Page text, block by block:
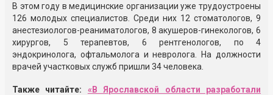
В этом году в медицинские организации уже трудоустроены
126 молодых специалистов. Среди них 12 стоматологов, 9
анестезиологов-реаниматологов, 8 акушеров-гинекологов, 6
хирургов, 5 терапевтов, 6 рентгенологов, по 4
эндокринолога, офтальмолога и невролога. На должности
врачей участковых служб пришли 34 человека.
Также читайте:
«В Ярославской области разработали